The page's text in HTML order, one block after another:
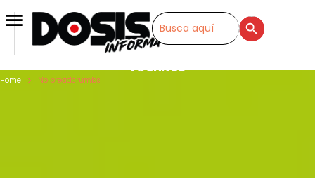
Search
for:
SEARCH BUTTON
Home No breadcrumbs